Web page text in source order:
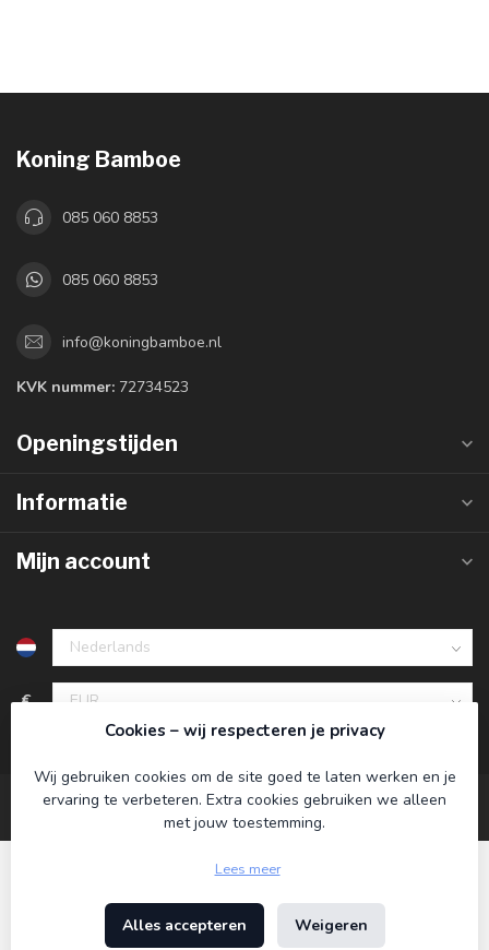
Koning Bamboe
085 060 8853
085 060 8853
info@koningbamboe.nl
KVK nummer: 72734523
Openingstijden
Informatie
Mijn account
€
© Copyright 2026 Koning Bamboe - Powered by
Cookies – wij respecteren je privacy
Wij gebruiken cookies om de site goed te laten werken en je
ervaring te verbeteren. Extra cookies gebruiken we alleen
met jouw toestemming.
Lees meer
Alles accepteren Weigeren